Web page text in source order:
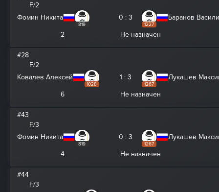
F/2
Фомин Никита
819
0 : 3
1227
Баранов
2 Не назначен
#28
F/2
Ковалев Алексей
1028
1 : 3
1267
Лукашев
6 Не назначен
#43
F/3
Фомин Никита
819
0 : 3
1267
Лукашев
4 Не назначен
#44
F/3